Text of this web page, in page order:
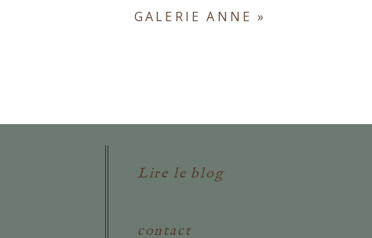
GALERIE ANNE »
Lire le blog
contact